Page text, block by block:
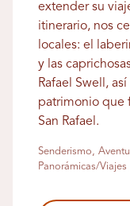
extender su
itinerario, nos
locales: el
y las
Rafael Swell,
patrimonio que
San Rafael.
Senderismo,
Panorámicas/